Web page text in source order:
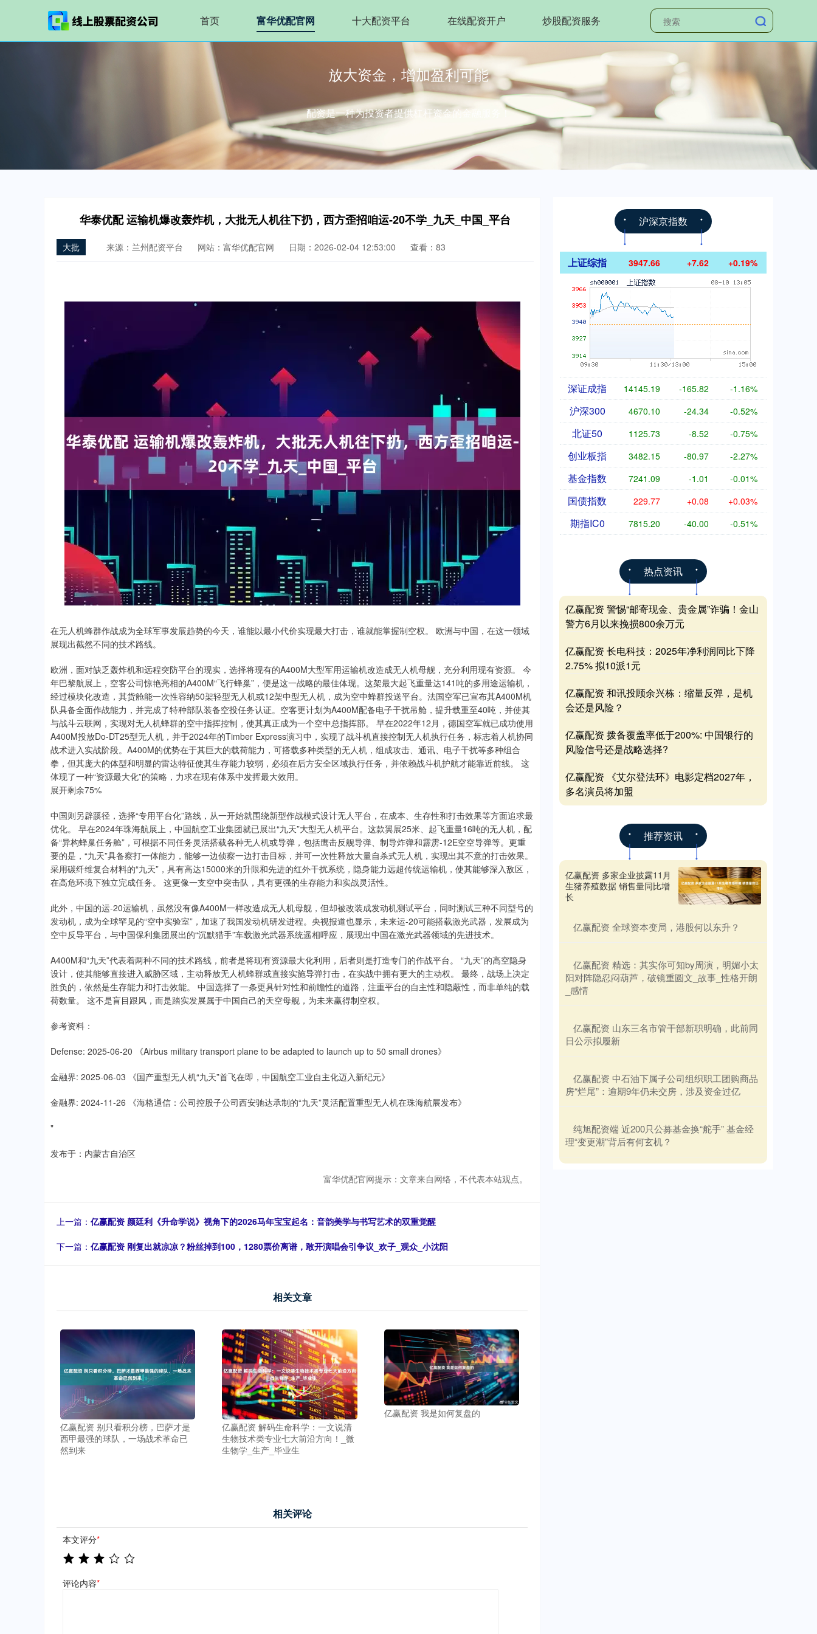
首页 富华优配官网 十大配资平台 在线配资开户 炒股配资服务
放大资金，增加盈利可能
配资是一种为投资者提供杠杆资金的金融服务！
华泰优配 运输机爆改轰炸机，大批无人机往下扔，西方歪招咱运-20不学_九天_中国_平台
大批 来源：兰州配资平台 网站：富华优配官网 日期：2026-02-04 12:53:00 查看：83
在无人机蜂群作战成为全球军事发展趋势的今天，谁能以最小代价实现最大打击，谁就能掌握制空权。 欧洲与中国，在这一领域
展现出截然不同的技术路线。
欧洲，面对缺乏轰炸机和远程突防平台的现实，选择将现有的A400M大型军用运输机改造成无人机母舰，充分利用现有资源。 今
年巴黎航展上，空客公司惊艳亮相的A400M“飞行蜂巢”，便是这一战略的最佳体现。这架最大起飞重量达141吨的多用途运输机，
经过模块化改造，其货舱能一次性容纳50架轻型无人机或12架中型无人机，成为空中蜂群投送平台。法国空军已宣布其A400M机
队具备全面作战能力，并完成了特种部队装备空投任务认证。空客更计划为A400M配备电子干扰吊舱，提升载重至40吨，并使其
与战斗云联网，实现对无人机蜂群的空中指挥控制，使其真正成为一个空中总指挥部。 早在2022年12月，德国空军就已成功使用
A400M投放Do-DT25型无人机，并于2024年的Timber Express演习中，实现了战斗机直接控制无人机执行任务，标志着人机协同
战术进入实战阶段。A400M的优势在于其巨大的载荷能力，可搭载多种类型的无人机，组成攻击、通讯、电子干扰等多种组合
拳，但其庞大的体型和明显的雷达特征使其生存能力较弱，必须在后方安全区域执行任务，并依赖战斗机护航才能靠近前线。 这
体现了一种“资源最大化”的策略，力求在现有体系中发挥最大效用。
展开剩余75%
中国则另辟蹊径，选择“专用平台化”路线，从一开始就围绕新型作战模式设计无人平台，在成本、生存性和打击效果等方面追求最
优化。 早在2024年珠海航展上，中国航空工业集团就已展出“九天”大型无人机平台。这款翼展25米、起飞重量16吨的无人机，配
备“异构蜂巢任务舱”，可根据不同任务灵活搭载各种无人机或导弹，包括鹰击反舰导弹、制导炸弹和霹雳-12E空空导弹等。更重
要的是，“九天”具备察打一体能力，能够一边侦察一边打击目标，并可一次性释放大量自杀式无人机，实现出其不意的打击效果。
采用碳纤维复合材料的“九天”，具有高达15000米的升限和先进的红外干扰系统，隐身能力远超传统运输机，使其能够深入敌区，
在高危环境下独立完成任务。 这更像一支空中突击队，具有更强的生存能力和实战灵活性。
此外，中国的运-20运输机，虽然没有像A400M一样改造成无人机母舰，但却被改装成发动机测试平台，同时测试三种不同型号的
发动机，成为全球罕见的“空中实验室”，加速了我国发动机研发进程。央视报道也显示，未来运-20可能搭载激光武器，发展成为
空中反导平台，与中国保利集团展出的“沉默猎手”车载激光武器系统遥相呼应，展现出中国在激光武器领域的先进技术。
A400M和“九天”代表着两种不同的技术路线，前者是将现有资源最大化利用，后者则是打造专门的作战平台。 “九天”的高空隐身
设计，使其能够直接进入威胁区域，主动释放无人机蜂群或直接实施导弹打击，在实战中拥有更大的主动权。 最终，战场上决定
胜负的，依然是生存能力和打击效能。 中国选择了一条更具针对性和前瞻性的道路，注重平台的自主性和隐蔽性，而非单纯的载
荷数量。 这不是盲目跟风，而是踏实发展属于中国自己的天空母舰，为未来赢得制空权。
参考资料：
Defense: 2025-06-20 《Airbus military transport plane to be adapted to launch up to 50 small drones》
金融界: 2025-06-03 《国产重型无人机“九天”首飞在即，中国航空工业自主化迈入新纪元》
金融界: 2024-11-26 《海格通信：公司控股子公司西安驰达承制的“九天”灵活配置重型无人机在珠海航展发布》
"
发布于：内蒙古自治区
富华优配官网提示：文章来自网络，不代表本站观点。
上一篇： 亿赢配资 颜廷利《升命学说》视角下的2026马年宝宝起名：音韵美学与书写艺术的双重觉醒
下一篇： 亿赢配资 刚复出就凉凉？粉丝掉到100，1280票价离谱，敢开演唱会引争议_欢子_观众_小沈阳
相关文章
亿赢配资 别只看积分榜，巴萨才是
西甲最强的球队，一场战术革命已
然到来
亿赢配资 解码生命科学：一文说清
生物技术类专业七大前沿方向！_微
生物学_生产_毕业生
亿赢配资 我是如何复盘的
相关评论
本文评分*
评论内容*
沪深京指数
上证综指 3947.66 +7.62 +0.19%
深证成指 14145.19 -165.82 -1.16%
沪深300 4670.10 -24.34 -0.52%
北证50 1125.73 -8.52 -0.75%
创业板指 3482.15 -80.97 -2.27%
基金指数 7241.09 -1.01 -0.01%
国债指数 229.77 +0.08 +0.03%
期指IC0 7815.20 -40.00 -0.51%
热点资讯
亿赢配资 警惕“邮寄现金、贵金属”诈骗！金山
警方6月以来挽损800余万元
亿赢配资 长电科技：2025年净利润同比下降
2.75% 拟10派1元
亿赢配资 和讯投顾余兴栋：缩量反弹，是机
会还是风险？
亿赢配资 拨备覆盖率低于200%: 中国银行的
风险信号还是战略选择?
亿赢配资 《艾尔登法环》电影定档2027年，
多名演员将加盟
推荐资讯
亿赢配资 多家企业披露11月
生猪养殖数据 销售量同比增
长
​亿赢配资 全球资本变局，港股何以东升？
​亿赢配资 精选：其实你可知by周演，明媚小太
阳对阵隐忍闷葫芦，破镜重圆文_故事_性格开朗
_感情
​亿赢配资 山东三名市管干部新职明确，此前同
日公示拟履新
​亿赢配资 中石油下属子公司组织职工团购商品
房“烂尾”：逾期9年仍未交房，涉及资金过亿
​纯旭配资端 近200只公募基金换“舵手” 基金经
理“变更潮”背后有何玄机？